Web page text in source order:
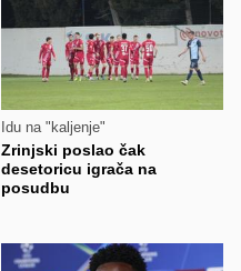
Idu na "kaljenje"
Zrinjski poslao čak
desetoricu igrača na
posudbu